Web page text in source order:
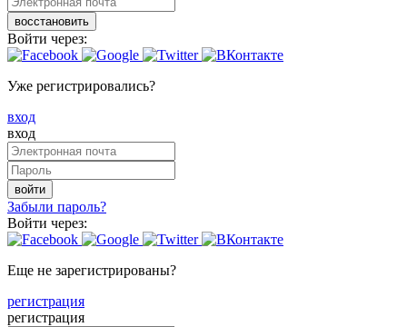
восстановить
Войти через:
Уже регистрировались?
вход
вход
войти
Забыли пароль?
Войти через:
Еще не зарегистрированы?
регистрация
регистрация